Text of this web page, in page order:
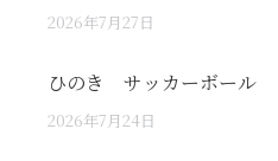
2026年7月27日
ひのき サッカーボール
2026年7月24日